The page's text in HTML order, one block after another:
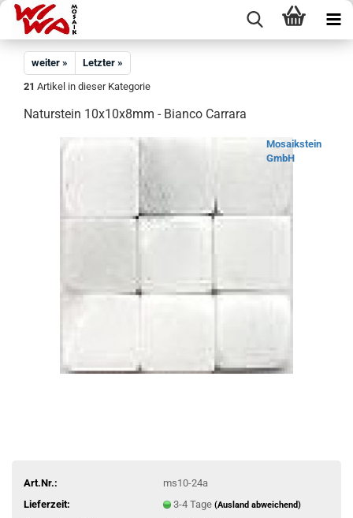
weiter »
Letzter »
21 Artikel in dieser Kategorie
Naturstein 10x10x8mm - Bianco Carrara
Mosaikstein
GmbH
Art.Nr.:
ms10-24a
Lieferzeit:
3-4 Tage (Ausland abweichend)